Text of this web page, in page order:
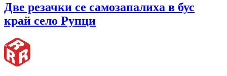
Две резачки се самозапалиха в бус
край село Рупци